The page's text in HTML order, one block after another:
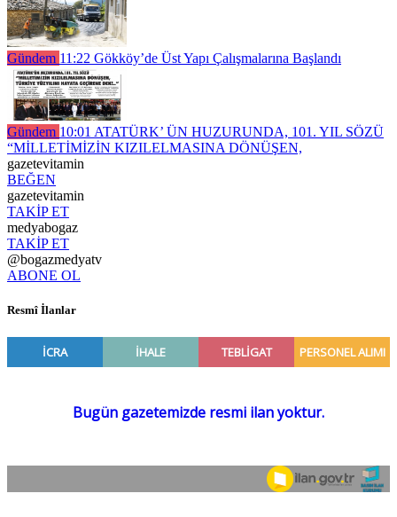
Gündem 11:22 Gökköy’de Üst Yapı Çalışmalarına Başlandı
Gündem 10:01 ATATÜRK’ ÜN HUZURUNDA, 101. YIL SÖZÜ
“MİLLETİMİZİN KIZILELMASINA DÖNÜŞEN,
gazetevitamin
BEĞEN
gazetevitamin
TAKİP ET
medyabogaz
TAKİP ET
@bogazmedyatv
ABONE OL
Resmî İlanlar